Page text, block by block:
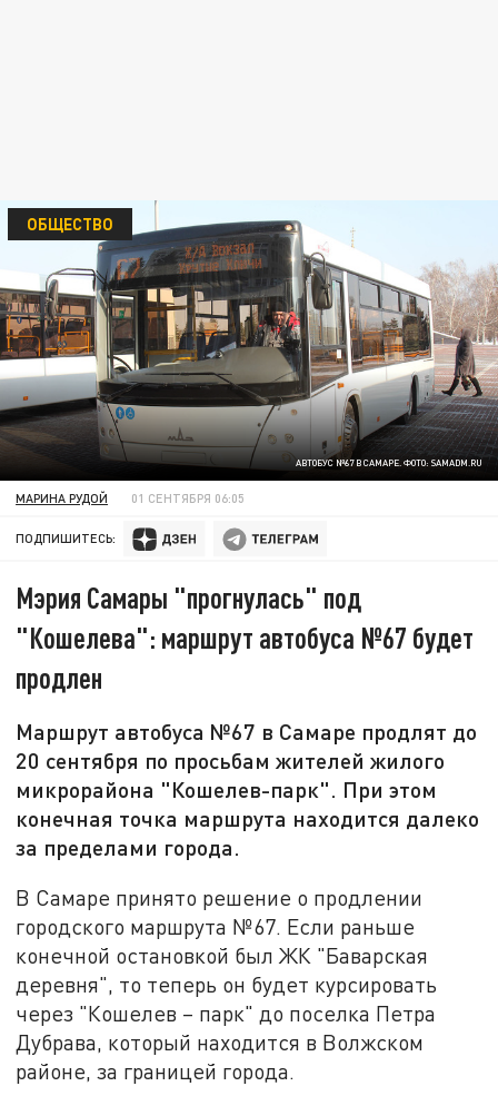
АВТОБУС №67 В САМАРЕ. ФОТО: SAMADM.RU
ОБЩЕСТВО
МАРИНА РУДОЙ 01 СЕНТЯБРЯ 06:05
ПОДПИШИТЕСЬ:
Мэрия Самары "прогнулась" под
"Кошелева": маршрут автобуса №67 будет
продлен
Маршрут автобуса №67 в Самаре продлят до
20 сентября по просьбам жителей жилого
микрорайона "Кошелев-парк". При этом
конечная точка маршрута находится далеко
за пределами города.
В Самаре принято решение о продлении
городского маршрута №67. Если раньше
конечной остановкой был ЖК "Баварская
деревня", то теперь он будет курсировать
через "Кошелев – парк" до поселка Петра
Дубрава, который находится в Волжском
районе, за границей города.